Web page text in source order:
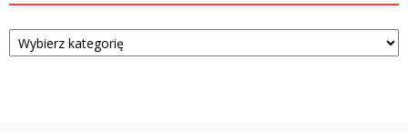
Kategorie